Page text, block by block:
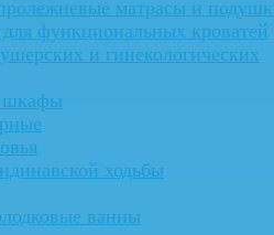
матрасы и
функциональных кроватей
и гинекологических
шкафы
ходьбы
ванны